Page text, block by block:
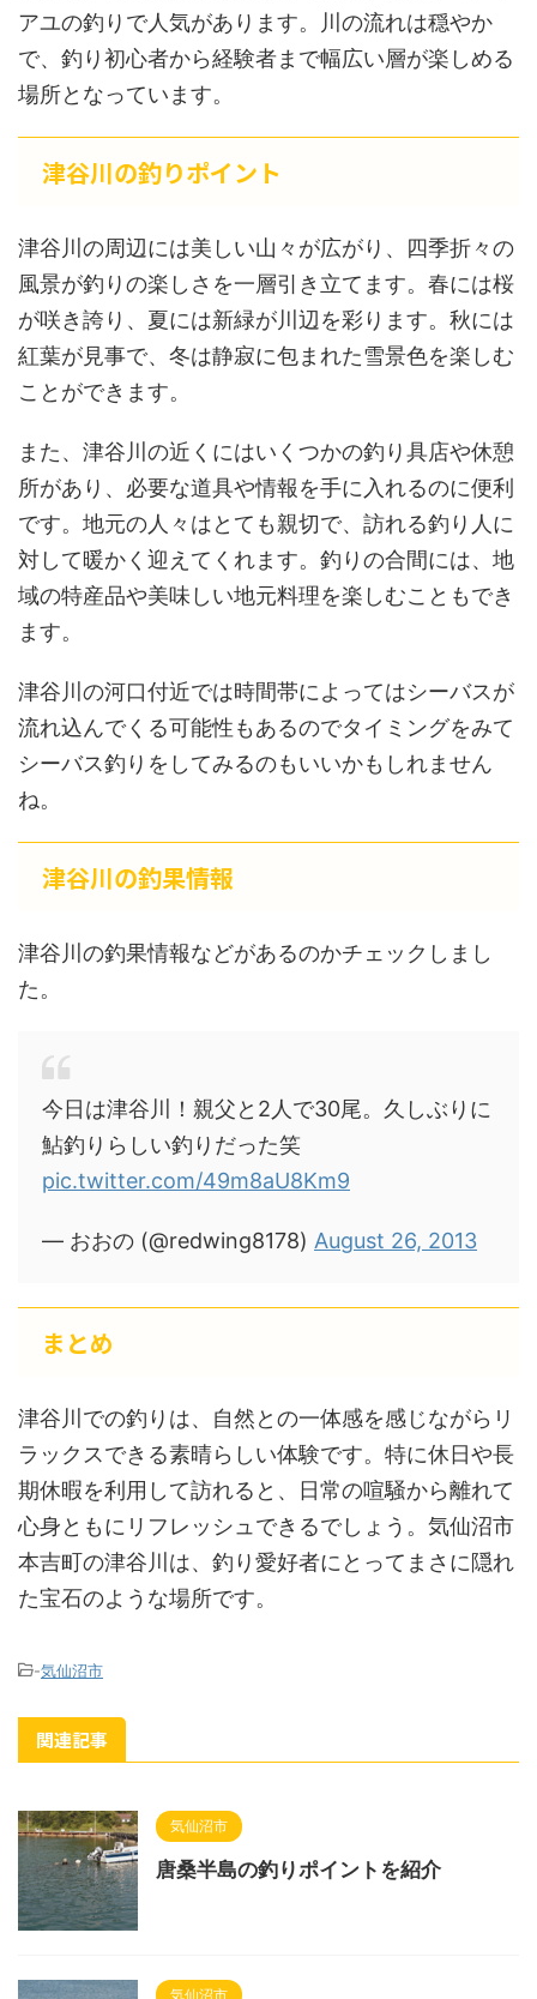
アユの釣りで人気があります。川の流れは穏やか
で、釣り初心者から経験者まで幅広い層が楽しめる
場所となっています。
津谷川の釣りポイント
津谷川の周辺には美しい山々が広がり、四季折々の
風景が釣りの楽しさを一層引き立てます。春には桜
が咲き誇り、夏には新緑が川辺を彩ります。秋には
紅葉が見事で、冬は静寂に包まれた雪景色を楽しむ
ことができます。
また、津谷川の近くにはいくつかの釣り具店や休憩
所があり、必要な道具や情報を手に入れるのに便利
です。地元の人々はとても親切で、訪れる釣り人に
対して暖かく迎えてくれます。釣りの合間には、地
域の特産品や美味しい地元料理を楽しむこともでき
ます。
津谷川の河口付近では時間帯によってはシーバスが
流れ込んでくる可能性もあるのでタイミングをみて
シーバス釣りをしてみるのもいいかもしれません
ね。
津谷川の釣果情報
津谷川の釣果情報などがあるのかチェックしまし
た。
今日は津谷川！親父と2人で30尾。久しぶりに
鮎釣りらしい釣りだった笑
pic.twitter.com/49m8aU8Km9
— おおの (@redwing8178) August 26, 2013
まとめ
津谷川での釣りは、自然との一体感を感じながらリ
ラックスできる素晴らしい体験です。特に休日や長
期休暇を利用して訪れると、日常の喧騒から離れて
心身ともにリフレッシュできるでしょう。気仙沼市
本吉町の津谷川は、釣り愛好者にとってまさに隠れ
た宝石のような場所です。
-気仙沼市
関連記事
気仙沼市
唐桑半島の釣りポイントを紹介
気仙沼市